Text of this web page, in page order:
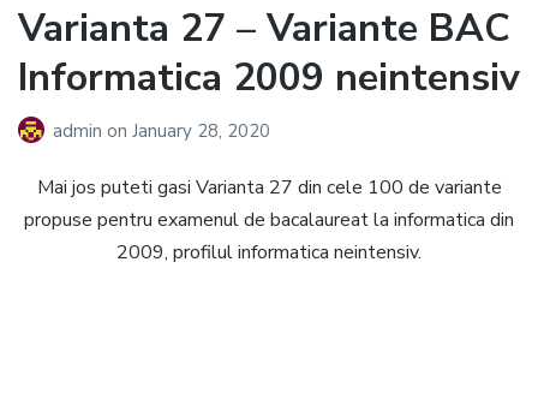
Varianta 27 – Variante BAC
Informatica 2009 neintensiv
admin on January 28, 2020
Mai jos puteti gasi Varianta 27 din cele 100 de variante
propuse pentru examenul de bacalaureat la informatica din
2009, profilul informatica neintensiv.